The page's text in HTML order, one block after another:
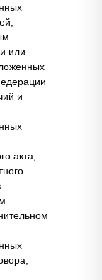
или
и
акта,